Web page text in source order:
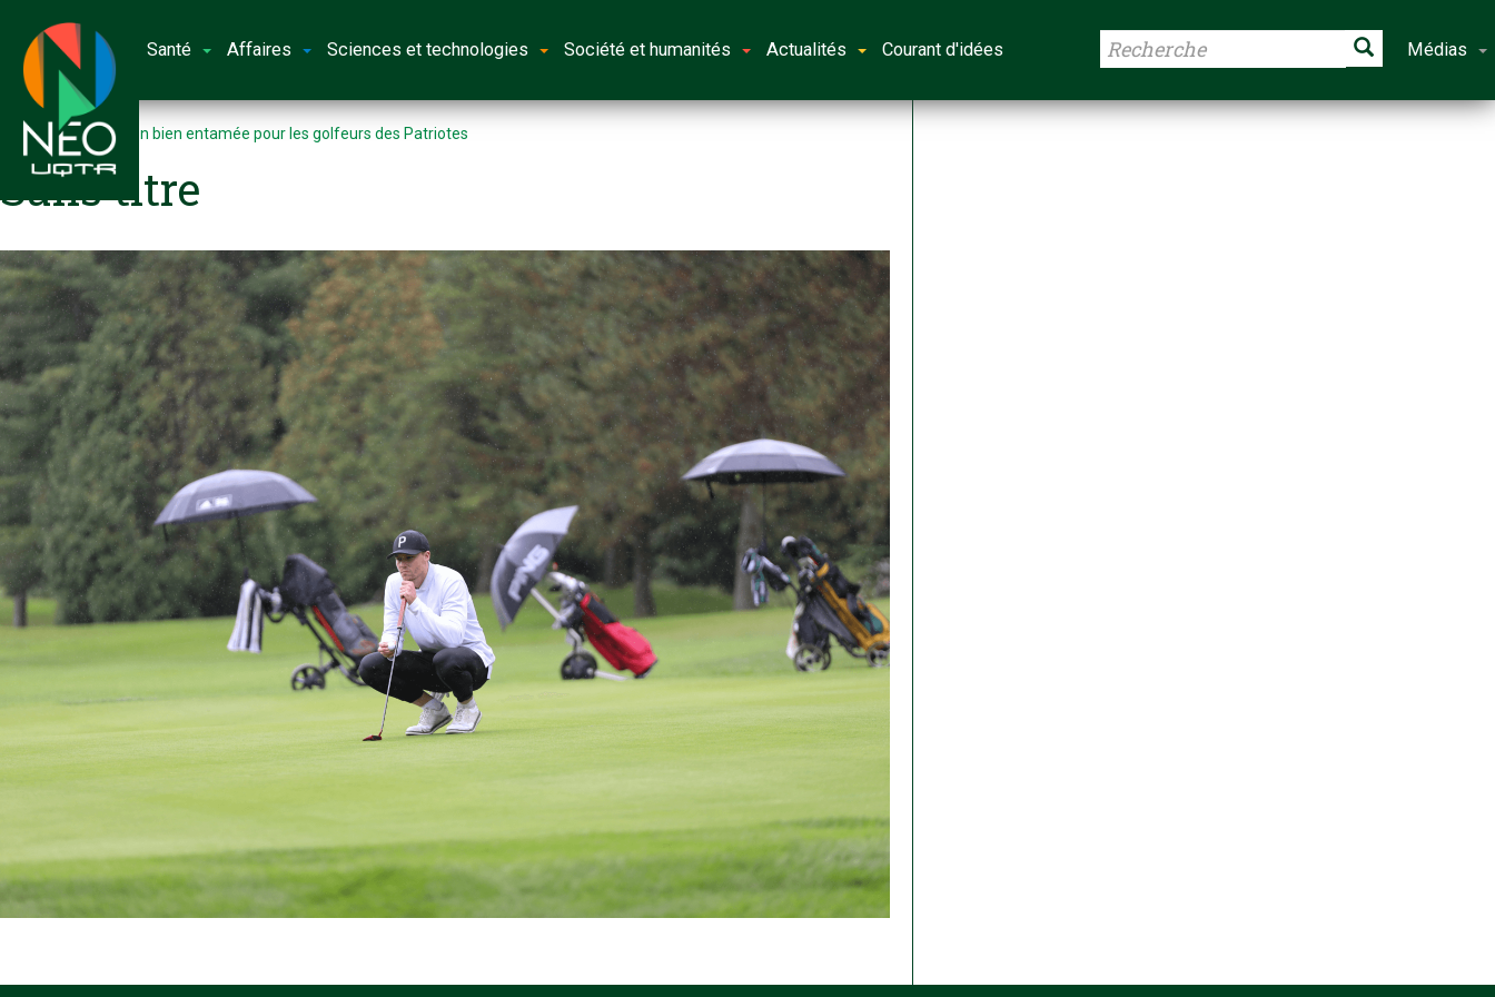
Santé Affaires Sciences et technologies Société et humanités Actualités Courant d'idées Médias
Accueil Une saison bien entamée pour les golfeurs des Patriotes
Sans titre